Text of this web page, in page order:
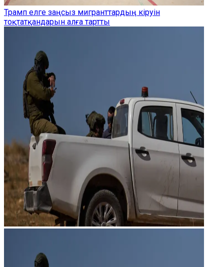
Трамп елге заңсыз мигранттардың кіруін
тоқтатқандарын алға тартты